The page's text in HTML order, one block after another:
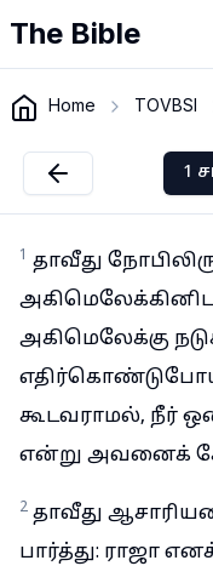
The Bible
Home TOVBSI
1
1 தாவீது
அகிமெலேக்கு
கூடவராமல், நீர்
என்று அவனைக்
2 தாவீது
பார்த்து: ராஜா